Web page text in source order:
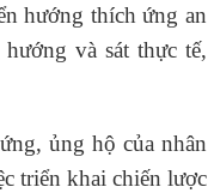
hướng thích ứng an
và sát thực tế,
ủng hộ của nhân
triển khai chiến lược